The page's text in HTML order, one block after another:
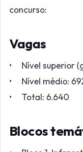
concurso:
Vagas
• Nível superior
• Nível médio:
• Total: 6.640
Blocos